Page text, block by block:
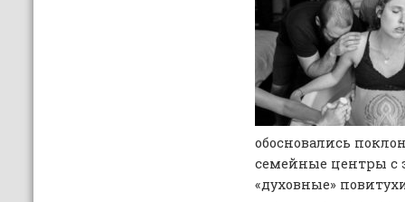
обосновались
семейные центры с
«духовные»